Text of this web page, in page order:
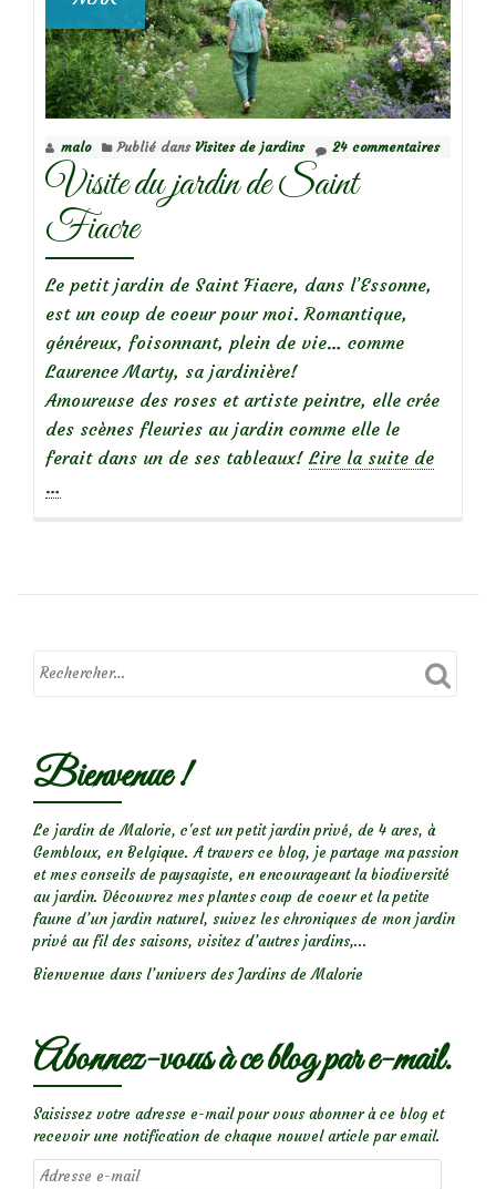
malo Publié dans Visites de jardins 24 commentaires
Visite du jardin de Saint
Fiacre
Le petit jardin de Saint Fiacre, dans l’Essonne,
est un coup de coeur pour moi. Romantique,
généreux, foisonnant, plein de vie… comme
Laurence Marty, sa jardinière!
Amoureuse des roses et artiste peintre, elle crée
des scènes fleuries au jardin comme elle le
ferait dans un de ses tableaux! Lire la suite deà
de
Fiacre
…
Bienvenue !
Le jardin de Malorie, c'est un petit jardin privé, de 4 ares, à
Gembloux, en Belgique. A travers ce blog, je partage ma passion
et mes conseils de paysagiste, en encourageant la biodiversité
au jardin. Découvrez mes plantes coup de coeur et la petite
faune d’un jardin naturel, suivez les chroniques de mon jardin
privé au fil des saisons, visitez d’autres jardins,...
Bienvenue dans l’univers des Jardins de Malorie
Abonnez-vous à ce blog par e-mail.
Saisissez votre adresse e-mail pour vous abonner à ce blog et
recevoir une notification de chaque nouvel article par email.
Adresse